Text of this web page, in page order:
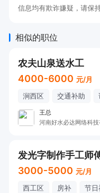
信息均有欺诈嫌疑，请保
相似的职位
农夫山泉送水工
4000-6000 元/月
涧西区 交通补助
王总
河南好水必达网络科技
发光字制作手工师
3000-5000 元/月
西工区 房补 节日